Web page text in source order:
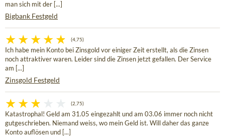
man sich mit der [...]
Bigbank Festgeld
(4,75)
Ich habe mein Konto bei Zinsgold vor einiger Zeit erstellt, als die Zinsen
noch attraktiver waren. Leider sind die Zinsen jetzt gefallen. Der Service
am [...]
Zinsgold Festgeld
(2,75)
Katastrophal! Geld am 31.05 eingezahlt und am 03.06 immer noch nicht
gutgeschrieben. Niemand weiss, wo mein Geld ist. Will daher das ganze
Konto auflösen und [...]